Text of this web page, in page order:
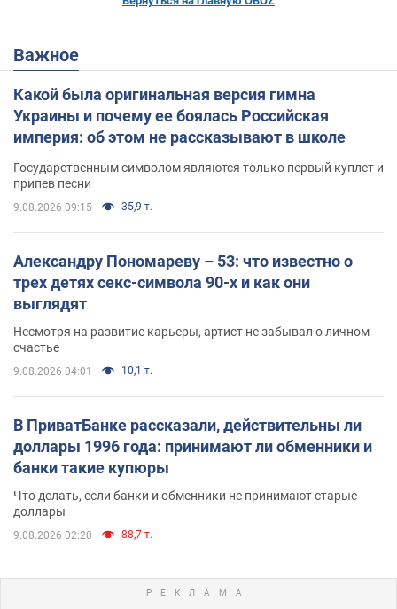
Важное
Какой была оригинальная версия гимна
Украины и почему ее боялась Российская
империя: об этом не рассказывают в школе
Государственным символом являются только первый куплет и
припев песни
9.08.2026 09:15 35,9 т.
Александру Пономареву – 53: что известно о
трех детях секс-символа 90-х и как они
выглядят
Несмотря на развитие карьеры, артист не забывал о личном
счастье
9.08.2026 04:01 10,1 т.
В ПриватБанке рассказали, действительны ли
доллары 1996 года: принимают ли обменники и
банки такие купюры
Что делать, если банки и обменники не принимают старые
доллары
9.08.2026 02:20 88,7 т.